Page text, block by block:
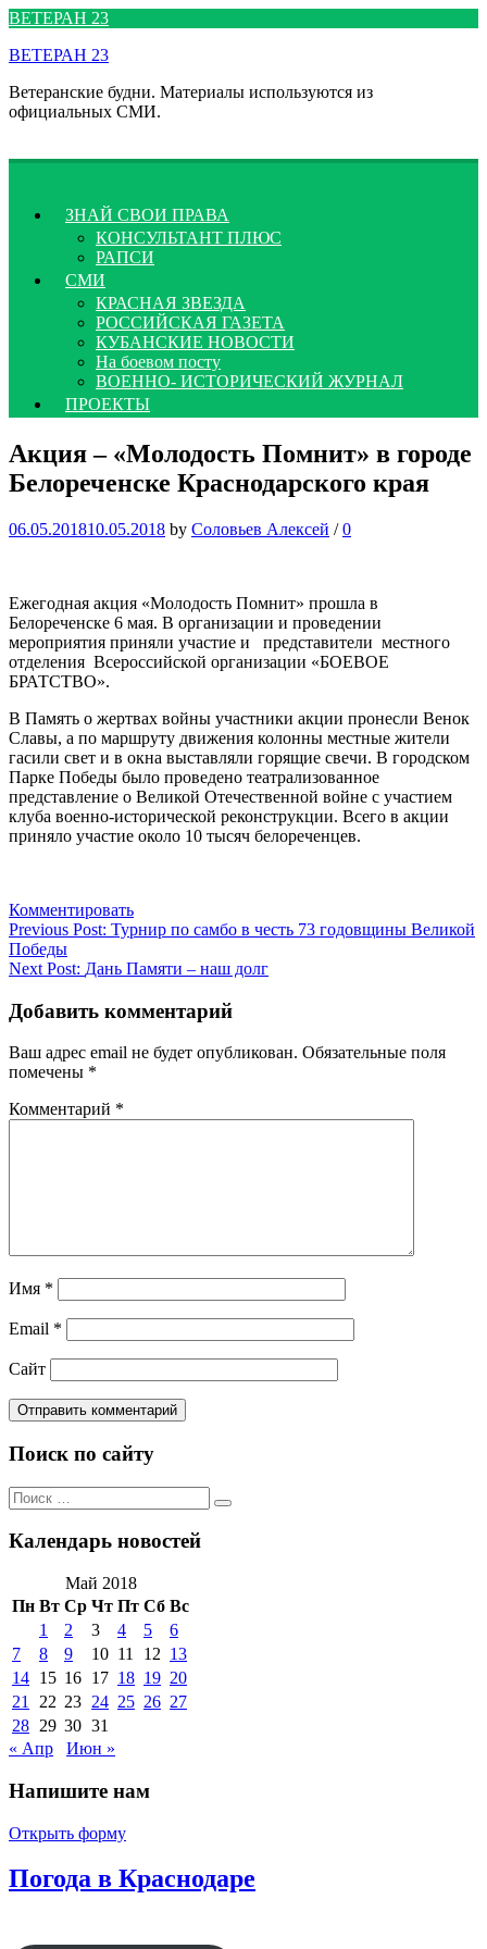
Перейти
содержимому
ВЕТЕРАН 23
ВЕТЕРАН 23
Ветеранские будни. Материалы используются из
официальных СМИ.
ЗНАЙ СВОИ ПРАВА
КОНСУЛЬТАНТ ПЛЮС
РАПСИ
СМИ
КРАСНАЯ ЗВЕЗДА
РОССИЙСКАЯ ГАЗЕТА
КУБАНСКИЕ НОВОСТИ
На боевом посту
ВОЕННО- ИСТОРИЧЕСКИЙ ЖУРНАЛ
ПРОЕКТЫ
Акция – «Молодость Помнит» в городе
Белореченске Краснодарского края
06.05.201810.05.2018 by Соловьев Алексей / 0
Ежегодная акция «Молодость Помнит» прошла в
Белореченске 6 мая. В организации и проведении
мероприятия приняли участие и представители местного
отделения Всероссийской организации «БОЕВОЕ
БРАТСТВО».
В Память о жертвах войны участники акции пронесли Венок
Славы, а по маршруту движения колонны местные жители
гасили свет и в окна выставляли горящие свечи. В городском
Парке Победы было проведено театрализованное
представление о Великой Отечественной войне с участием
клуба военно-исторической реконструкции. Всего в акции
приняло участие около 10 тысяч белореченцев.
Комментировать
Навигация
по
Previous Post: Турнир по самбо в честь 73 годовщины Великой
Победы
Next Post: Дань Памяти – наш долг
Добавить комментарий
Ваш адрес email не будет опубликован. Обязательные поля
помечены *
Комментарий *
Имя *
Email *
Сайт
Поиск по сайту
Поиск
по:
Поиск
Календарь новостей
Май 2018
Пн Вт Ср Чт Пт Сб Вс
1
2 3 4 5
6
7
8 9 10 11 12 13
14 15 16 17 18 19 20
21
22 23 24 25 26 27
28 29 30 31
« Апр
Июн »
Напишите нам
Открыть форму
Погода в Краснодаре